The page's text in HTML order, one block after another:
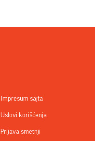
Impresum sajta
Uslovi korišćenja
Prijava smetnji